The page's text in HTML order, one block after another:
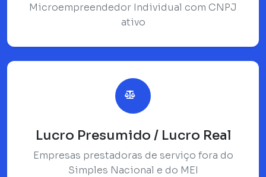
Microempreendedor Individual com CNPJ
ativo
Lucro Presumido / Lucro Real
Empresas prestadoras de serviço fora do
Simples Nacional e do MEI